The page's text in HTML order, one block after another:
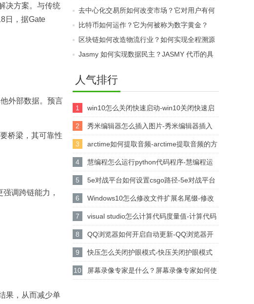
决方案。与传统
日，据Gate
外部数据。预言
桥梁，其可靠性
调跨链能力，
果，从而减少单
何管理协议资金？
去中心化交易所如何改变市场？它对用户有何
益处？
比特币如何运作？它为何被称为数字黄金？
区块链如何改造物流行业？如何实现全程溯源
透明？
Jasmy 如何实现数据民主？JASMY 代币的具
人气排行
1 win10怎么关闭快速启动-win10关闭快速启
动的方法
2 秀米编辑器怎么插入图片-秀米编辑器插入
图片的方法
3 arctime如何提取音频-arctime提取音频的方
法介绍
4 慧编程怎么运行python代码程序-慧编程运
行python代码程序的方法
5 5e对战平台如何设置csgo路径-5e对战平台
设置csgo路径的方法
6 Windows10怎么修改文件扩展名尾缀-修改
文件扩展名尾缀方法
7 visual studio怎么计算代码度量值-计算代码
度量值方法
8 QQ浏览器如何开启自动更新-QQ浏览器开
启自动更新的方法
9 快压怎么关闭护眼模式-快压关闭护眼模式
的方法介绍
10 屏幕录像专家是什么？屏幕录像专家如何使